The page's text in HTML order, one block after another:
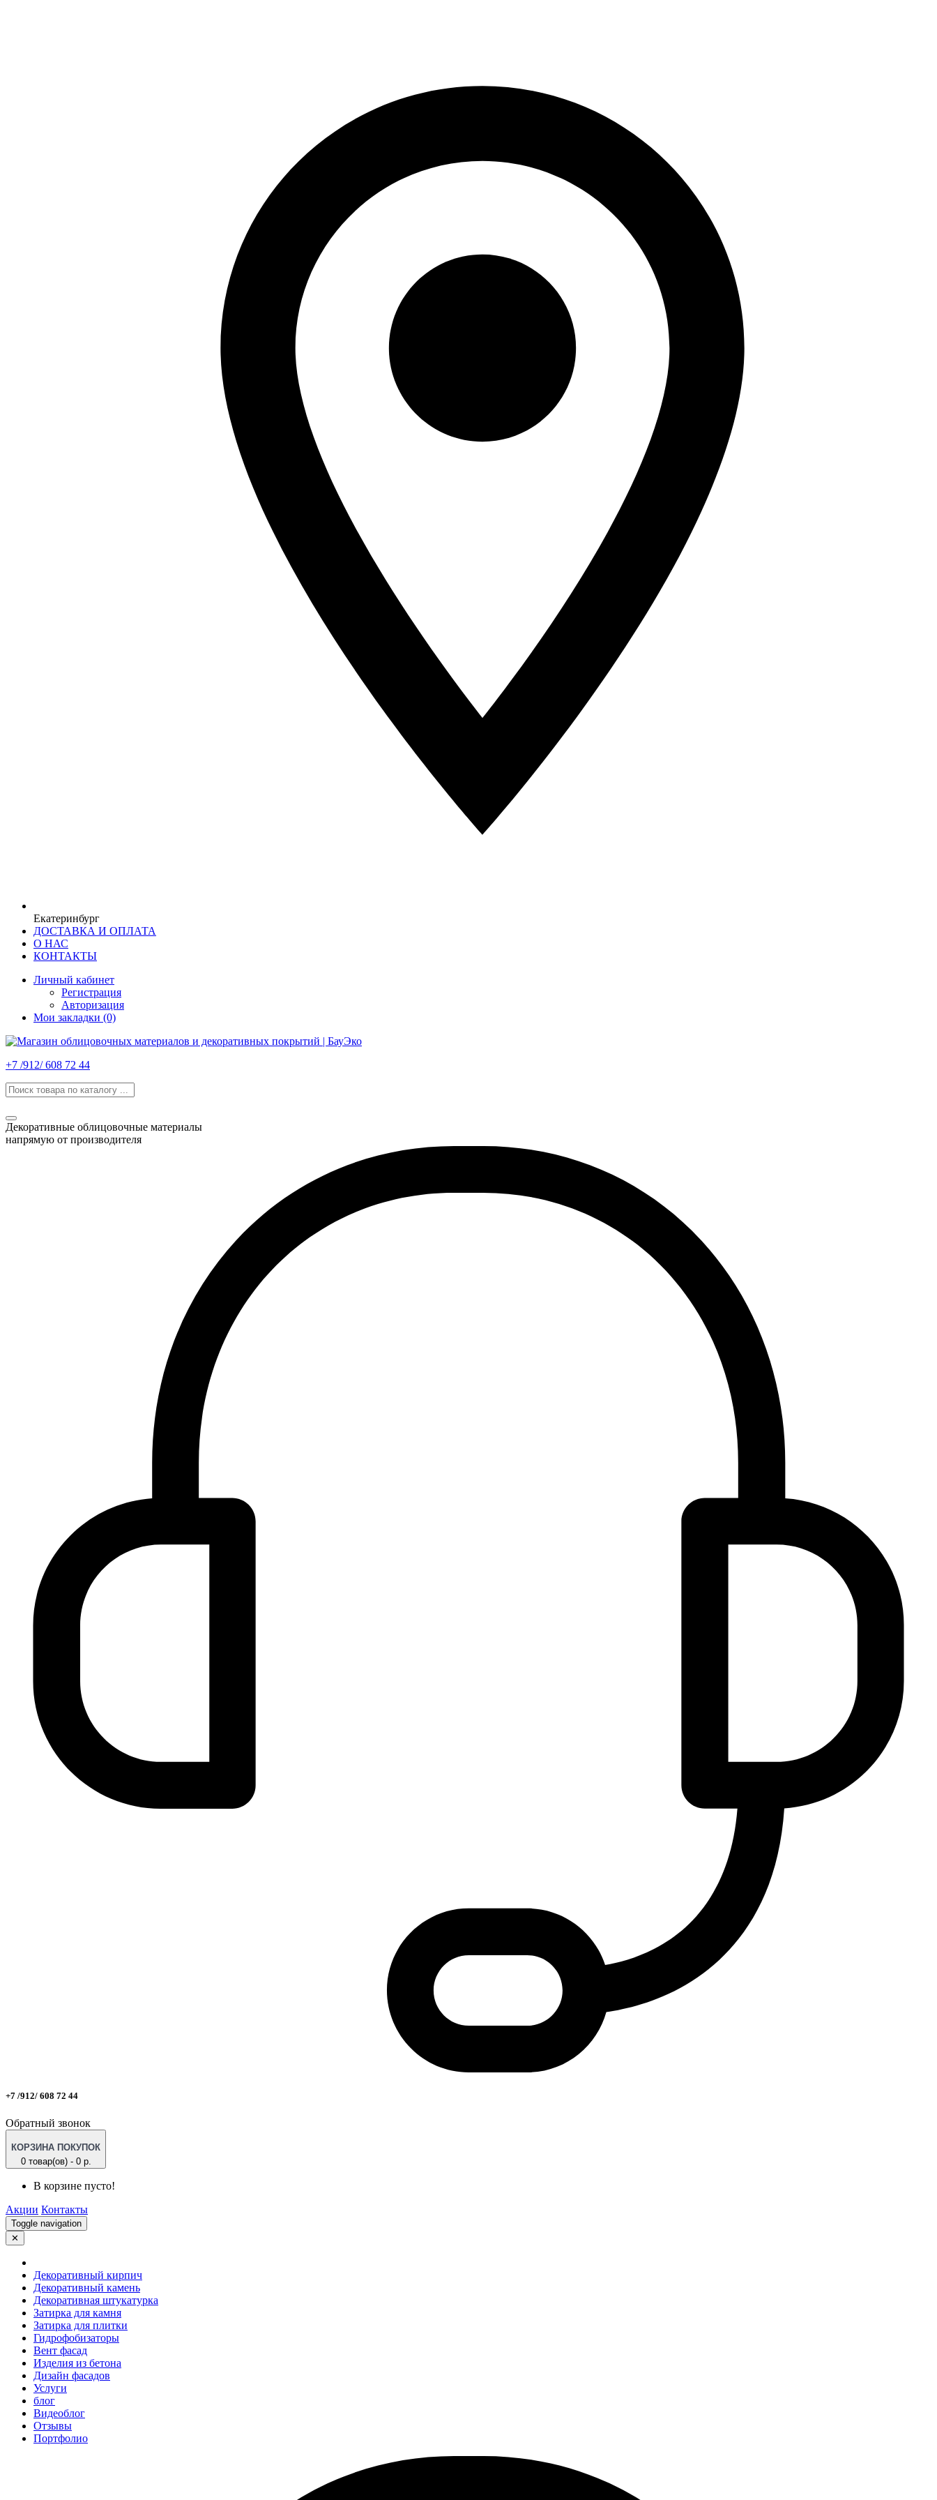
Екатеринбург
ДОСТАВКА И ОПЛАТА
О НАС
КОНТАКТЫ
Личный кабинет
Регистрация
Авторизация
Мои закладки (0)
+7 /912/ 608 72 44
Декоративные облицовочные материалы
напрямую от производителя
+7 /912/ 608 72 44
Обратный звонок
КОРЗИНА ПОКУПОК
0 товар(ов) - 0 р.
В корзине пусто!
Акции Контакты
Toggle navigation
✕
Декоративный кирпич
Декоративный камень
Декоративная штукатурка
Затирка для камня
Затирка для плитки
Гидрофобизаторы
Вент фасад
Изделия из бетона
Дизайн фасадов
Услуги
блог
Видеоблог
Отзывы
Портфолио